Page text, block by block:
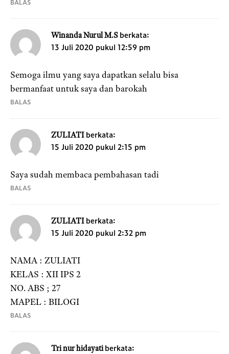
BALAS
Winanda Nurul M.S berkata:
13 Juli 2020 pukul 12:59 pm
Semoga ilmu yang saya dapatkan selalu bisa
bermanfaat untuk saya dan barokah
BALAS
ZULIATI berkata:
15 Juli 2020 pukul 2:15 pm
Saya sudah membaca pembahasan tadi
BALAS
ZULIATI berkata:
15 Juli 2020 pukul 2:32 pm
NAMA : ZULIATI
KELAS : XII IPS 2
NO. ABS ; 27
MAPEL : BILOGI
BALAS
Tri nur hidayati berkata: